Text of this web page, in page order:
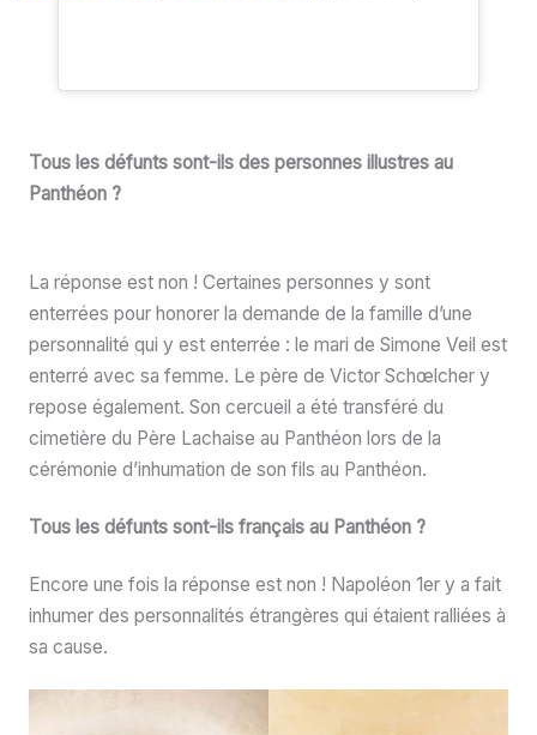
Tous les défunts sont-ils des personnes illustres au
Panthéon ?
La réponse est non ! Certaines personnes y sont
enterrées pour honorer la demande de la famille d’une
personnalité qui y est enterrée : le mari de Simone Veil est
enterré avec sa femme. Le père de Victor Schœlcher y
repose également. Son cercueil a été transféré du
cimetière du Père Lachaise au Panthéon lors de la
cérémonie d’inhumation de son fils au Panthéon.
Tous les défunts sont-ils français au Panthéon ?
Encore une fois la réponse est non ! Napoléon 1er y a fait
inhumer des personnalités étrangères qui étaient ralliées à
sa cause.